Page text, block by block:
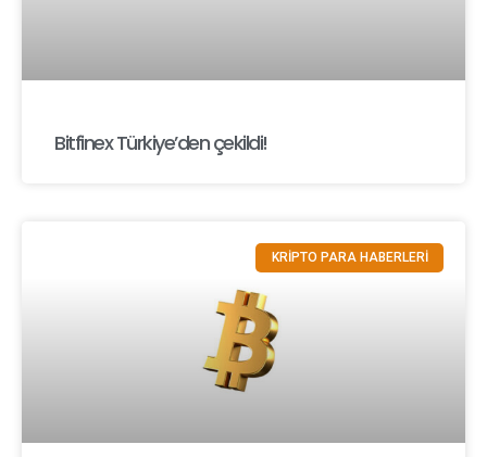
Bitfinex Türkiye’den çekildi!
KRİPTO PARA HABERLERİ